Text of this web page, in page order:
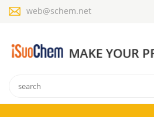
web@schem.net